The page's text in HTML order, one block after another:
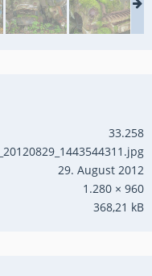
33.258
29. August 2012
1.280 × 960
368,21 kB